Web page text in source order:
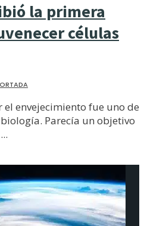
la primera
células
envejecimiento fue uno de
Parecía un objetivo
...